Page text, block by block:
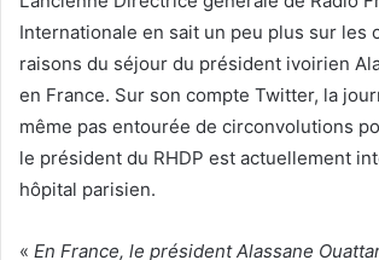
Internationale en sait un peu plus sur les
raisons du séjour du président ivoirien
en France. Sur son compte Twitter, la
même pas entourée de circonvolutions
le président du RHDP est actuellement
hôpital parisien.
« En France, le président Alassane